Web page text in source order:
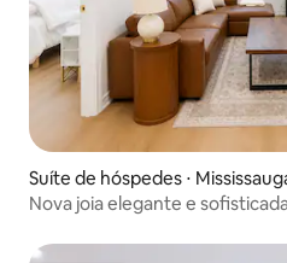
Suíte de hóspedes ⋅
Nova joia elegante e